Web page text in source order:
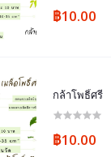
฿10.00
กล้าโพธิ์ศรี
฿10.00